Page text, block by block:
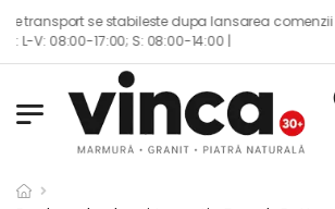
dupa lansarea comenzii impreuna cu echipa
08:00-14:00 |